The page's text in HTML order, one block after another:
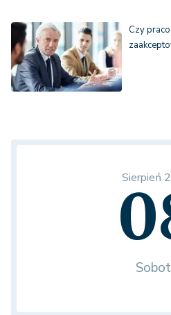
Czy
Sierpień